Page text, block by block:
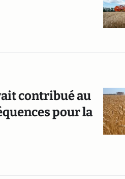
contribué au
pour la